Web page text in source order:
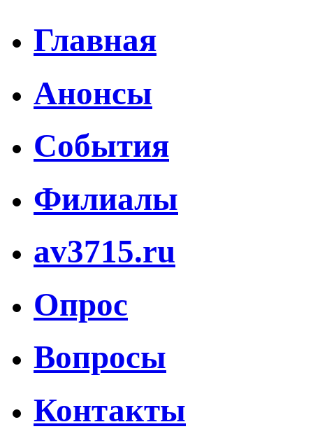
Главная
Анонсы
События
Филиалы
av3715.ru
Опрос
Вопросы
Контакты